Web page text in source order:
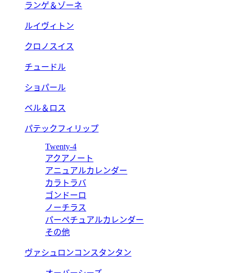
ランゲ＆ゾーネ
ルイヴィトン
クロノスイス
チュードル
ショパール
ベル＆ロス
パテックフィリップ
Twenty-4
アクアノート
アニュアルカレンダー
カラトラバ
ゴンドーロ
ノーチラス
パーペチュアルカレンダー
その他
ヴァシュロンコンスタンタン